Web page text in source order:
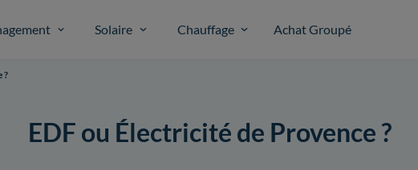
Solaire Chauffage Achat Groupé
?
EDF ou Électricité de Provence ?